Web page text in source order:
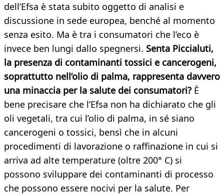
dell’Efsa è stata subito oggetto di analisi e
discussione in sede europea, benché al momento
senza esito. Ma è tra i consumatori che l’eco è
invece ben lungi dallo spegnersi. Senta Piccialuti,
la presenza di contaminanti tossici e cancerogeni,
soprattutto nell’olio di palma, rappresenta davvero
una minaccia per la salute dei consumatori? È
bene precisare che l’Efsa non ha dichiarato che gli
oli vegetali, tra cui l’olio di palma, in sé siano
cancerogeni o tossici, bensì che in alcuni
procedimenti di lavorazione o raffinazione in cui si
arriva ad alte temperature (oltre 200° C) si
possono sviluppare dei contaminanti di processo
che possono essere nocivi per la salute. Per